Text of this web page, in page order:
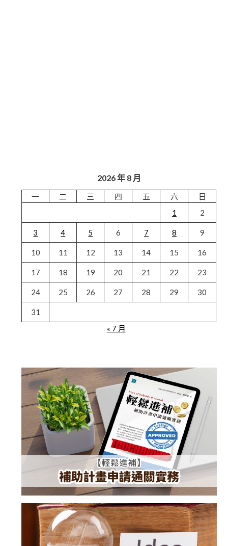
2026 年 8 月
一 二 三 四 五 六
日
1
2
3 4 5 6 7 8 9
10 11 12 13 14 15 16
17 18 19 20 21 22 23
24 25 26 27 28 29 30
31
« 7 月